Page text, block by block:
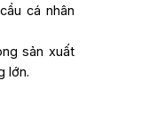
cá nhân
sản xuất
lớn.